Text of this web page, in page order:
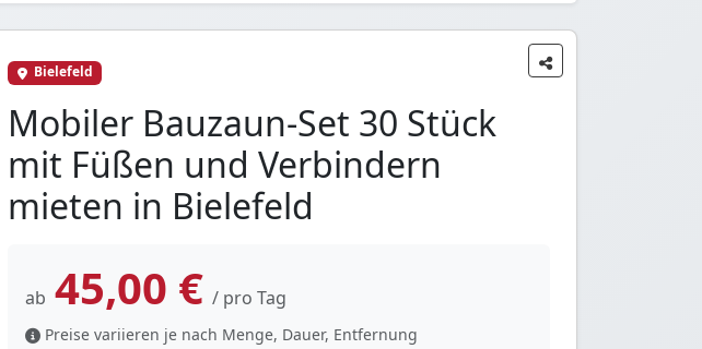
Bielefeld
Mobiler Bauzaun-Set 30 Stück
mit Füßen und Verbindern
mieten in Bielefeld
ab 45,00 € / pro Tag
Preise variieren je nach Menge, Dauer, Entfernung